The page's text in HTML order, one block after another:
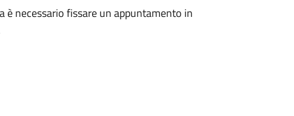
necessario fissare un appuntamento in